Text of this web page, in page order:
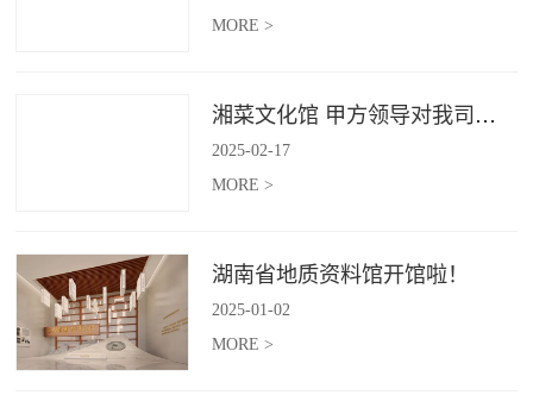
MORE >
湘菜文化馆 甲方领导对我司授牌
2025-02-17
MORE >
湖南省地质资料馆开馆啦！
2025-01 -02
MORE >